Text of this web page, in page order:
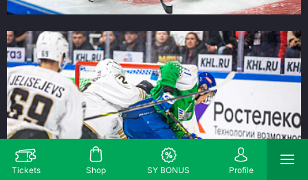
Tickets Shop SY BONUS Profile